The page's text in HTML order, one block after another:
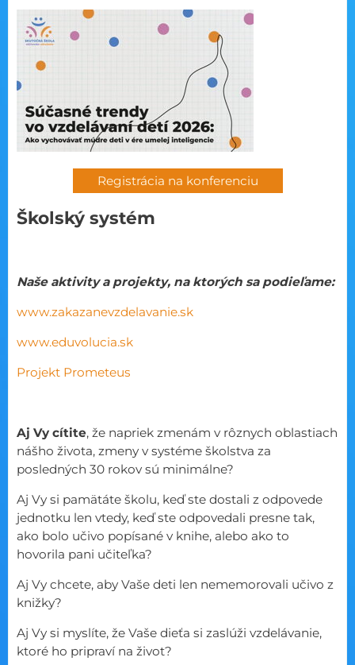
Registrácia na konferenciu
Školský systém
Naše aktivity a projekty, na ktorých sa podieľame:
www.zakazanevzdelavanie.sk
www.eduvolucia.sk
Projekt Prometeus
Aj Vy cítite, že napriek zmenám v rôznych oblastiach
nášho života, zmeny v systéme školstva za
posledných 30 rokov sú minimálne?
Aj Vy si pamätáte školu, keď ste dostali z odpovede
jednotku len vtedy, keď ste odpovedali presne tak,
ako bolo učivo popísané v knihe, alebo ako to
hovorila pani učiteľka?
Aj Vy chcete, aby Vaše deti len nememorovali učivo z
knižky?
Aj Vy si myslíte, že Vaše dieťa si zaslúži vzdelávanie,
ktoré ho pripraví na život?